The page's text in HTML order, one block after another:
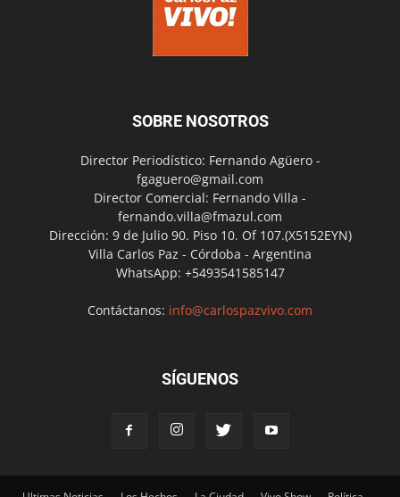
SOBRE NOSOTROS
Director Periodístico: Fernando Agüero -
fgaguero@gmail.com
Director Comercial: Fernando Villa -
fernando.villa@fmazul.com
Dirección: 9 de Julio 90. Piso 10. Of 107.(X5152EYN)
Villa Carlos Paz - Córdoba - Argentina
WhatsApp: +5493541585147
Contáctanos: info@carlospazvivo.com
SÍGUENOS